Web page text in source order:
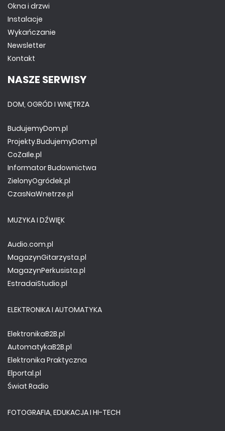
Okna i drzwi
Instalacje
Wykańczanie
Newsletter
Kontakt
NASZE SERWISY
DOM, OGRÓD I WNĘTRZA
BudujemyDom.pl
Projekty.BudujemyDom.pl
CoZaIle.pl
Informator Budownictwa
ZielonyOgródek.pl
CzasNaWnetrze.pl
MUZYKA I DŹWIĘK
Audio.com.pl
MagazynGitarzysta.pl
MagazynPerkusista.pl
EstradaiStudio.pl
ELEKTRONIKA I AUTOMATYKA
ElektronikaB2B.pl
AutomatykaB2B.pl
Elektronika Praktyczna
Elportal.pl
Świat Radio
FOTOGRAFIA, EDUKACJA I HI-TECH